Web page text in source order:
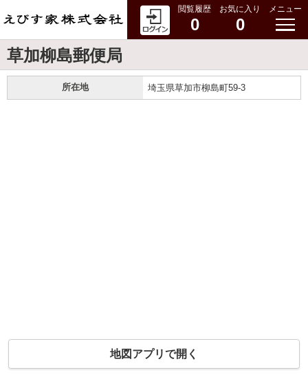
閲覧履歴
0
お気に入り
0
メニュー
草加柳島郵便局
所在地 埼玉県草加市柳島町59-3
地図アプリで開く